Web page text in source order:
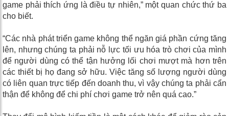
game phải thích ứng là điều tự nhiên,” một quan chức thứ ba
cho biết.
“Các nhà phát triển game không thể ngăn giá phần cứng tăng
lên, nhưng chúng ta phải nỗ lực tối ưu hóa trò chơi của mình
để người dùng có thể tận hưởng lối chơi mượt mà hơn trên
các thiết bị họ đang sở hữu. Việc tăng số lượng người dùng
có liên quan trực tiếp đến doanh thu, vì vậy chúng ta phải cẩn
thận để không để chi phí chơi game trở nên quá cao.”